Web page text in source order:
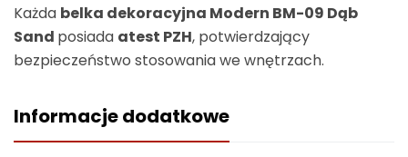
Każda belka dekoracyjna Modern BM-09 Dąb
Sand posiada atest PZH, potwierdzający
bezpieczeństwo stosowania we wnętrzach.
Informacje dodatkowe